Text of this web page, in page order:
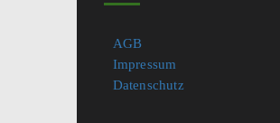
AGB
Impressum
Datenschutz